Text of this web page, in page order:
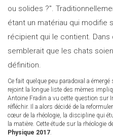
ou solides ?".
étant un matériau qui modifie
récipient qui le contient.
semblerait que les chats
définition.
Ce fait quelque peu paradoxal a
rejoint la longue liste des mèmes
Antoine Fradin a vu cette question sur
réfléchir. Il a alors décidé de la
cœur de la rhéologie, la discipline qui
la matière. Cette étude sur la rhéologie
Physique 2017.